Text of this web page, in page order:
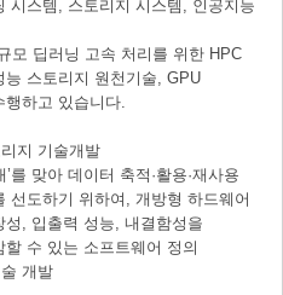
시스템, 스토리지 시스템, 인공지능
모 딥러닝 고속 처리를 위한 HPC
스토리지 원천기술, GPU
행하고 있습니다.
지 기술개발
를 맞아 데이터 축적·활용·재사용
선도하기 위하여, 개방형 하드웨어
, 입출력 성능, 내결함성을
수 있는 소프트웨어 정의
개발